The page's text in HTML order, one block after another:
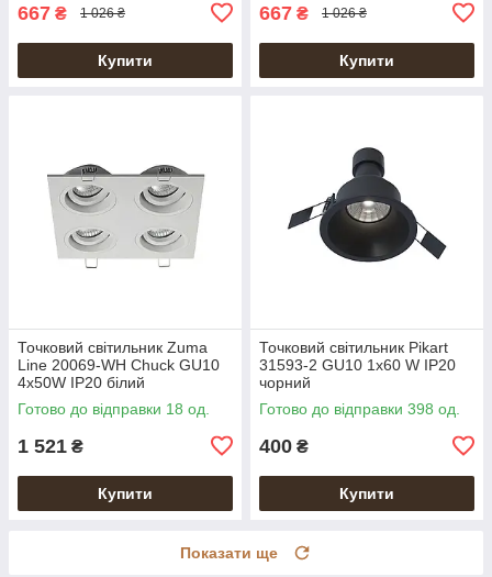
667 ₴ 1 026 ₴
Купити
667 ₴ 1 026 ₴
Купити
Точковий світильник Zuma
Line 20069-WH Chuck GU10
4x50W IP20 білий
Готово до відправки 18 од.
1 521 ₴
Купити
Точковий світильник Pikart
31593-2 GU10 1x60 W IP20
чорний
Готово до відправки 398 од.
400 ₴
Купити
Показати ще